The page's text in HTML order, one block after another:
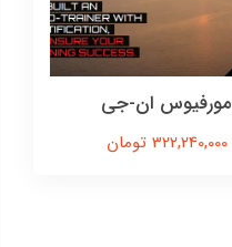
مورفیوس ان-جی
322,240,000 تومان